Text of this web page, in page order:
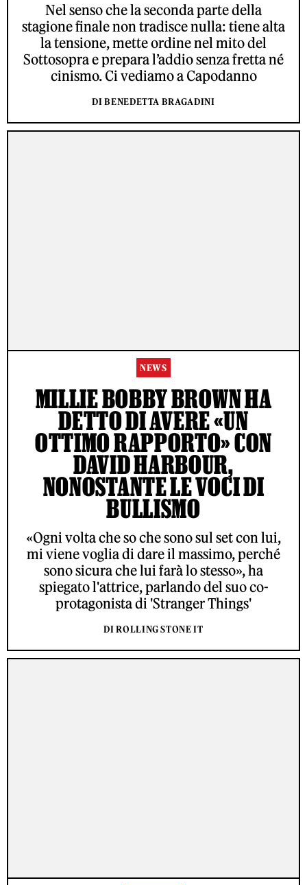
Nel senso che la seconda parte della
stagione finale non tradisce nulla: tiene alta
la tensione, mette ordine nel mito del
Sottosopra e prepara l’addio senza fretta né
cinismo. Ci vediamo a Capodanno
DI BENEDETTA BRAGADINI
NEWS
MILLIE BOBBY BROWN HA
DETTO DI AVERE «UN
OTTIMO RAPPORTO» CON
DAVID HARBOUR,
NONOSTANTE LE VOCI DI
BULLISMO
«Ogni volta che so che sono sul set con lui,
mi viene voglia di dare il massimo, perché
sono sicura che lui farà lo stesso», ha
spiegato l'attrice, parlando del suo co-
protagonista di 'Stranger Things'
DI ROLLING STONE IT